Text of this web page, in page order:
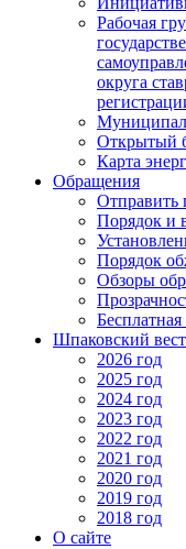
Рабочая
округа
Открытый
Карта
Обращения
Отправить
Порядок и
Порядок
Обзоры
Шпаковский
2026 год
2025 год
2024 год
2023 год
2022 год
2021 год
2020 год
2019 год
2018 год
О сайте